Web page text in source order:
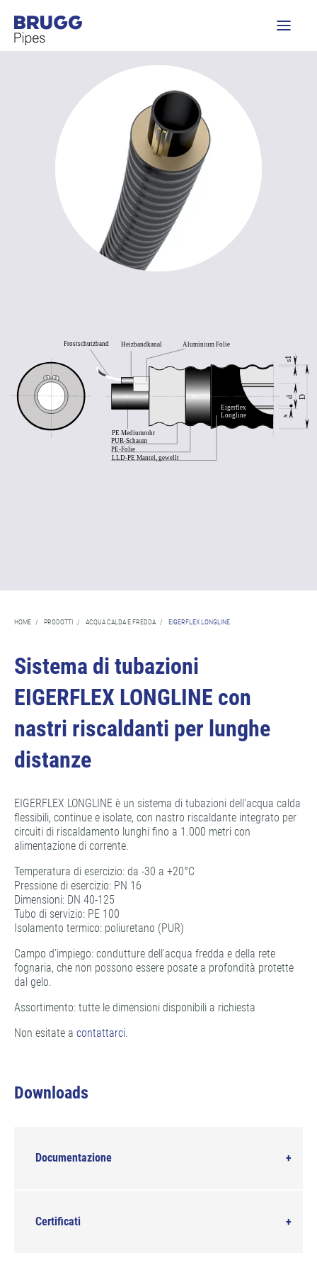
HOME / PRODOTTI / ACQUA CALDA E FREDDA / EIGERFLEX LONGLINE
Sistema di tubazioni
EIGERFLEX LONGLINE con
nastri riscaldanti per lunghe
distanze
EIGERFLEX LONGLINE è un sistema di tubazioni dell'acqua calda
flessibili, continue e isolate, con nastro riscaldante integrato per
circuiti di riscaldamento lunghi fino a 1.000 metri con
alimentazione di corrente.
Temperatura di esercizio: da -30 a +20°C
Pressione di esercizio: PN 16
Dimensioni: DN 40-125
Tubo di servizio: PE 100
Isolamento termico: poliuretano (PUR)
Campo d’impiego: condutture dell'acqua fredda e della rete
fognaria, che non possono essere posate a profondità protette
dal gelo.
Assortimento: tutte le dimensioni disponibili a richiesta
Non esitate a contattarci.
Downloads
Documentazione
Certificati